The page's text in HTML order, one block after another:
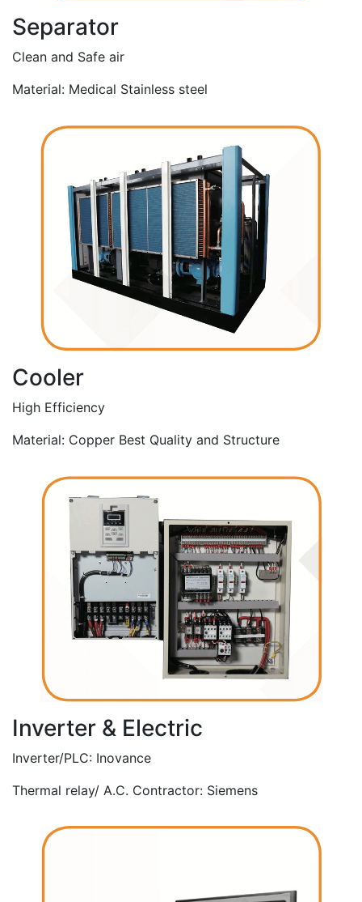
Separator
Clean and Safe air
Material: Medical Stainless steel
Cooler
High Efficiency
Material: Copper Best Quality and Structure
Inverter & Electric
Inverter/PLC: Inovance
Thermal relay/ A.C. Contractor: Siemens